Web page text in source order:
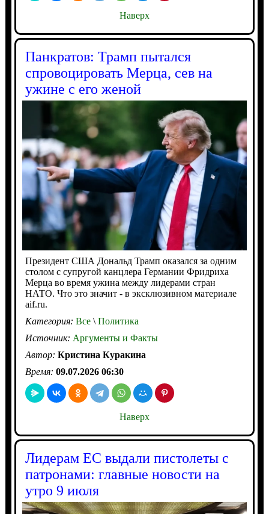
Наверх
Панкратов: Трамп пытался
спровоцировать Мерца, сев на
ужине с его женой
Президент США Дональд Трамп оказался за одним
столом с супругой канцлера Германии Фридриха
Мерца во время ужина между лидерами стран
НАТО. Что это значит - в эксклюзивном материале
aif.ru.
Категория: Все\Политика
Источник: Аргументы и Факты
Автор: Кристина Куракина
Время: 09.07.2026 06:30
Наверх
Лидерам ЕС выдали пистолеты с
патронами: главные новости на
утро 9 июля